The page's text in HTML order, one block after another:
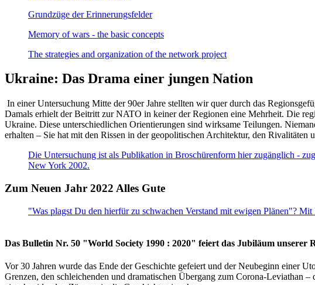
Grundzüge der Erinnerungsfelder
Memory of wars - the basic concepts
The strategies and organization of the network project
Ukraine: Das Drama einer jungen Nation
In einer Untersuchung Mitte der 90er Jahre stellten wir quer durch das
Damals erhielt der Beitritt zur NATO in keiner der Regionen eine Mehrheit. Die
Ukraine. Diese unterschiedlichen Orientierungen sind wirksame Teilungen.
erhalten – Sie hat mit den Rissen in der geopolitischen Architektur, den
Die Untersuchung ist als Publikation in Broschürenform hier zugänglich -
New York 2002.
Zum Neuen Jahr 2022 Alles Gute
"Was plagst Du den hierfür zu schwachen Verstand mit ewigen Plänen"?
Das Bulletin Nr. 50 "World Society 1990 : 2020" feiert das Jubiläum
Vor 30 Jahren wurde das Ende der Geschichte gefeiert und der Neubeginn einer
Grenzen, den schleichenden und dramatischen Übergang zum Corona-